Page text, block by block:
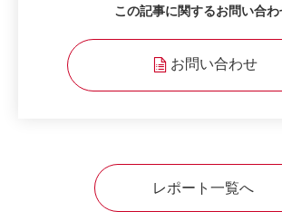
この記事に関するお問い合わ
お問い合わせ
レポート一覧へ